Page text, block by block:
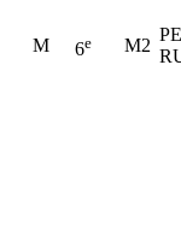
M 6e M2